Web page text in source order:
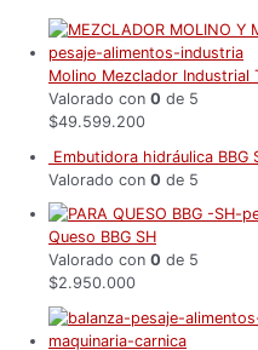
Molino Mezclador Industrial
Valorado con 0 de 5
$49.599.200
Embutidora hidráulica BBG
Valorado con 0 de 5
Queso BBG SH
Valorado con 0 de 5
$2.950.000